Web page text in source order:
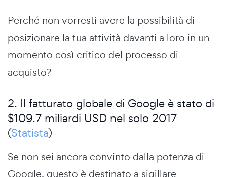
Perché non vorresti avere la possibilità di
posizionare la tua attività davanti a loro in un
momento così critico del processo di
acquisto?
2. Il fatturato globale di Google è stato di
$109.7 miliardi USD nel solo 2017
(Statista)
Se non sei ancora convinto dalla potenza di
Google, questo è destinato a sigillare